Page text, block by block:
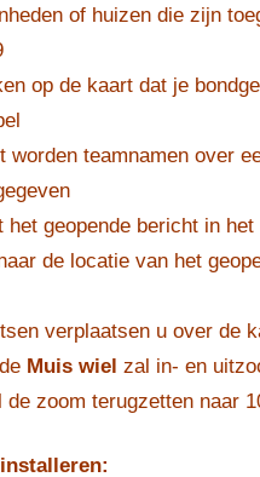
of huizen die zijn
op de kaart dat je
teamnamen over
het geopende bericht in het
de locatie van het
verplaatsen u over de
Muis wiel zal in- en
de zoom terugzetten naar